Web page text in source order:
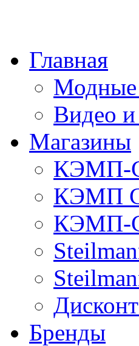
Главная
Модные
Видео и
Магазины
КЭМП-
КЭМП
КЭМП-
Бренды